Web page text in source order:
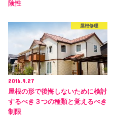
険性
屋根修理
2016.9.27
屋根の形で後悔しないために検討
するべき３つの種類と覚えるべき
制限